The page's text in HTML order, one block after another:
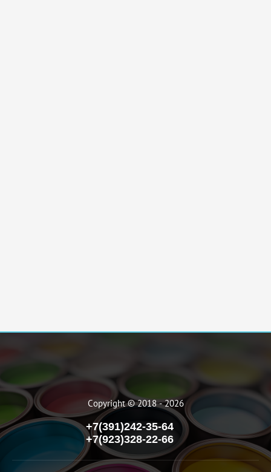
Copyright © 2018 - 2026
+7(391)242-35-64
+7(923)328-22-66